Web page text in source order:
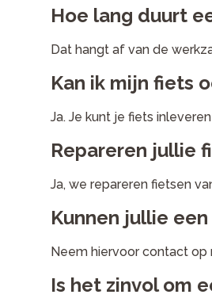
Hoe lang duurt
Dat hangt af van de
Kan ik mijn fiets
Ja. Je kunt je fiets
Repareren jullie
Ja, we repareren fietsen
Kunnen jullie
Neem hiervoor contact op
Is het zinvol om